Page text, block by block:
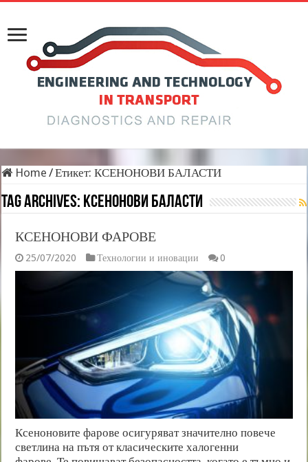
Home /Етикет:КСЕНОНОВИ БАЛАСТИ
Tag Archives: КСЕНОНОВИ БАЛАСТИ
КСЕНОНОВИ ФАРОВЕ
25/07/2020 Технологии и иновации 0
Ксеноновите фарове осигуряват значително повече
светлина на пътя от класическите халогенни